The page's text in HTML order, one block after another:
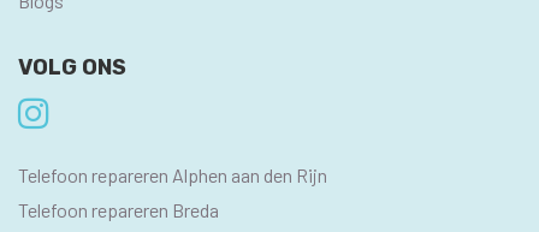
VOLG ONS
SEO
PAGINA'S
Telefoon repareren Alphen aan den Rijn
Telefoon repareren Breda